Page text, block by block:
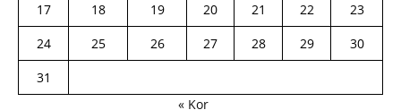
17
18 19 20 21 22
23
24
25 26 27 28 29
30
31
« Kor